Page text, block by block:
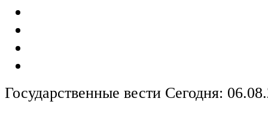
Государственные вести Сегодня: